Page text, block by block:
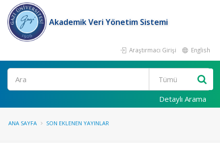
Akademik Veri Yönetim Sistemi
Araştırmacı Girişi English
Ara
Detaylı Arama
ANA SAYFA SON EKLENEN YAYINLAR